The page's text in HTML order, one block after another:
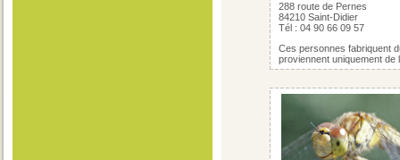
288 route de Pernes
84210 Saint-Didier
Tél : 04 90 66 09 57
Ces personnes fabriquent
proviennent uniquement